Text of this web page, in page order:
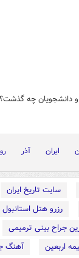
و دانشجویان چه گذشت؟
ایران آذر
سایت تاریخ ایران
رزرو هتل استانبول
جراح بینی ترمیمی
اربعین
آهنگ